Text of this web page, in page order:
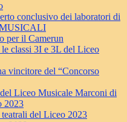
conclusivo dei laboratori di
per il Camerun
classi 3I e 3L del Liceo
vincitore del “Concorso
Liceo Musicale Marconi di
2023
del Liceo 2023